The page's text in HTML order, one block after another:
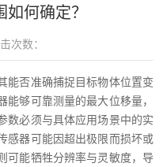
何确定？
次数：
能否准确捕捉目标物体位置变
够可靠测量的最大位移量，
数必须与具体应用场景中的实
感器可能因超出极限而损坏或
可能牺牲分辨率与灵敏度，导